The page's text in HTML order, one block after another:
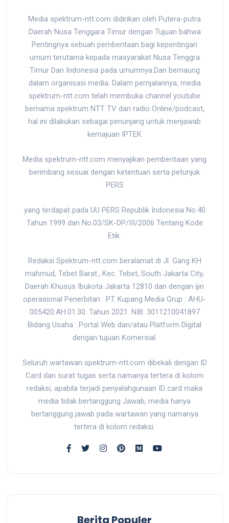
Media spektrum-ntt.com didirikan oleh Putera-putra
Daerah Nusa Tenggara Timur dengan Tujuan bahwa
Pentingnya sebuah pemberitaan bagi kepentingan
umum terutama kepada masyarakat Nusa Tenggra
Timur Dan Indonesia pada umumnya.Dan bernaung
dalam organisasi media. Dalam pernjalannya, media
spektrum-ntt.com telah membuka channel youtube
bernama spektrum NTT TV dan radio Online/podcast,
hal ini dilakukan sebagai penunjang untuk menjawab
kemajuan IPTEK
Media spektrum-ntt.com menyajikan pemberitaan yang
berimbang sesuai dengan ketentuan serta petunjuk
PERS
yang terdapat pada UU PERS Republik Indonesia No.40
Tahun 1999 dan No.03/SK-DP/III/2006 Tentang Kode
Etik.
Redaksi Spektrum-ntt.com beralamat di Jl. Gang KH
mahmud, Tebet Barat., Kec. Tebet, South Jakarta City,
Daerah Khusus Ibukota Jakarta 12810 dan dengan ijin
operasional Penerbitan : PT. Kupang Media Grup . AHU-
005420.AH.01.30. Tahun 2021. NIB. 3011210041897
Bidang Usaha : Portal Web dan/atau Platform Digital
dengan tujuan Komersial.
Seluruh wartawan spektrum-ntt.com dibekali dengan ID
Card dan surat tugas serta namanya tertera di kolom
redaksi, apabila terjadi penyalahgunaan ID card maka
media tidak bertanggung Jawab, media hanya
bertanggung jawab pada wartawan yang namanya
tertera di kolom redaksi.
Berita Populer